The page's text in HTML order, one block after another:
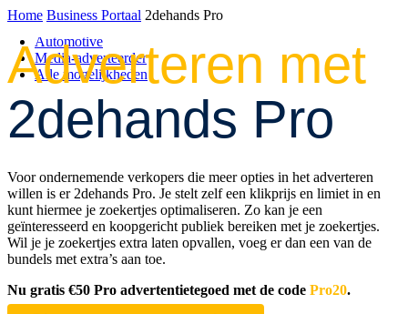
2ehands Standaard
2dehands Pro
Automotive
Media-adverteerder
Alle mogelijkheden
Home Business Portaal 2dehands Pro
Adverteren met
2dehands Pro
Voor ondernemende verkopers die meer opties in het adverteren
willen is er 2dehands Pro. Je stelt zelf een klikprijs en limiet in en
kunt hiermee je zoekertjes optimaliseren. Zo kan je een
geïnteresseerd en koopgericht publiek bereiken met je zoekertjes.
Wil je je zoekertjes extra laten opvallen, voeg er dan een van de
bundels met extra’s aan toe.
Nu gratis €50 Pro advertentietegoed met de code Pro20.